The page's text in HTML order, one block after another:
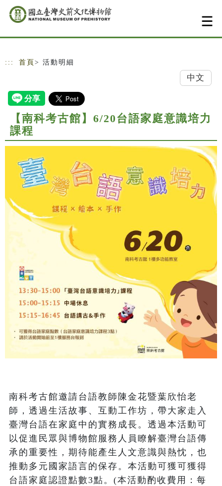
跳到主要內容
網站導覽
::: 首頁 > 活動明細
中文
【南科考古館】6/20台語家庭意識培力
課程
南科考古館邀請台語教師陳金花暨葉欣怡老
師，透過生活故事、互動工作坊，帶大家走入
臺灣台語在家庭中的實務成長。透過本活動可
以促進民眾與博物館服務人員瞭解臺灣台語傳
承的重要性，期待能產生人文意識與熱忱，也
推動多元國家語言的保存。本活動可獲可獲得
台語家庭認證點數3點。(本活動酌收費用：每